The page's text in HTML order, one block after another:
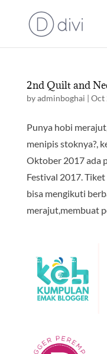
2nd Quilt and
byadminboghai | Oct
Punya hobi
menipis stoknya?,
Oktober 2017 ada
Festival 2017.
bisa mengikuti
merajut,membuat